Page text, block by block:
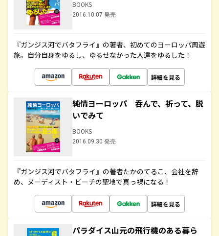
BOOKS
2016.10.07 発売
『ガンジス河でバタフライ』の著者、初めてのヨーロッパ周遊
旅。自分自身をゆるし、ゆるせなかった人達をゆるした！
詳細を見る
純情ヨーロッパ 呑んで、祈って、脱
いでみて
BOOKS
2016.09.30 発売
『ガンジス河でバタフライ』の著者たかのてるこ、会社を辞
め、ヌーディスト・ビーチの聖地で真っ裸になる！
詳細を見る
パラダイス山元の飛行機のある暮ら